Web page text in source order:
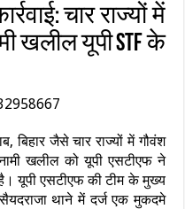
चार राज्यों में
खलील यूपी STF के
बिहार जैसे चार राज्यों में गौवंश
खलील को यूपी एसटीएफ ने
यूपी एसटीएफ की टीम के मुख्य
थाने में दर्ज एक मुकदमे